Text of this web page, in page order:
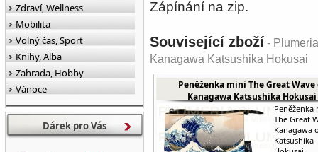
Zápínání na zip.
Související zboží -
Kanagawa Katsushika Hokusai
Peněženka mini The Great Wave
Kanagawa Katsushika Hokusai
Peněženka
The Great
Kanagawa
Katsushika
Zdraví, Wellness
Mobilita
Volný čas, Sport
Knihy, Alba
Zahrada, Hobby
Vánoce
Dárek pro Vás